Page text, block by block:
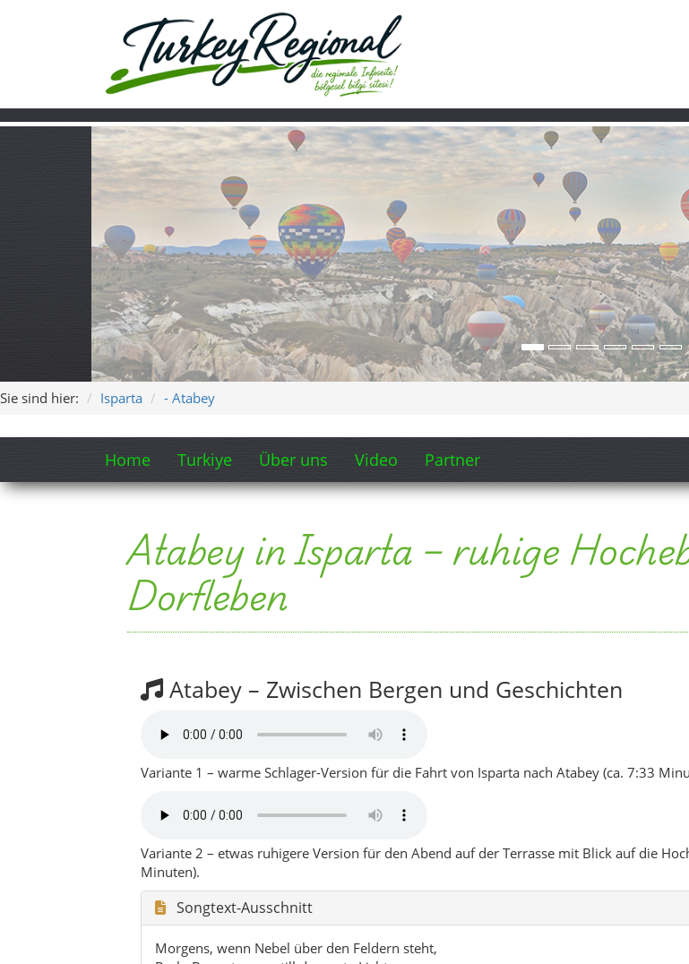
Isparta - Atabey
Home Turkiye Über uns Video
Atabey in Isparta – ruhige
Dorfleben
Atabey – Zwischen Bergen und Geschichten
Variante 2 – etwas ruhigere Version für den Abend auf der Terrasse mit Blick auf die
Minuten).
Morgens, wenn Nebel über den Feldern steht,
Zwischen Obstgärten, die der Wind umweht,
Refrain:
wo die Zeit ein wenig langsamer vergeht.
„Hier erzählt dir Türkei regional Punkt com …“